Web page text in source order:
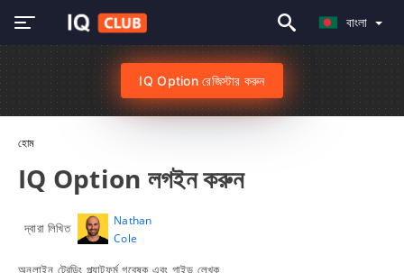
বাংলা
IQ Option রেজিস্টার করুন
হোম
IQ Option লগইন করুন
দ্বারা লিখিত
Nathan
Cole
অনলাইন ট্রেডিং প্ল্যাটফর্ম গবেষক এবং গাইড লেখক